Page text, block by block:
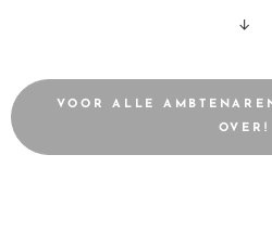
↓
VOOR ALLE
OVER!